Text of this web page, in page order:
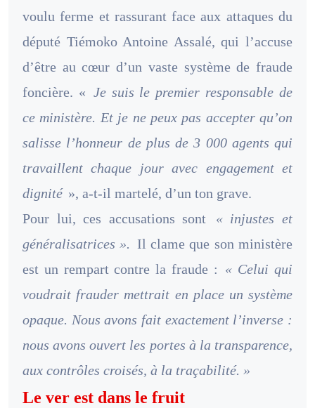
voulu ferme et rassurant face aux attaques du
député Tiémoko Antoine Assalé, qui l’accuse
d’être au cœur d’un vaste système de fraude
foncière. « Je suis le premier responsable de
ce ministère. Et je ne peux pas accepter qu’on
salisse l’honneur de plus de 3 000 agents qui
travaillent chaque jour avec engagement et
dignité », a-t-il martelé, d’un ton grave.
Pour lui, ces accusations sont
« injustes et
généralisatrices ». Il clame que son ministère
est un rempart contre la fraude : « Celui qui
voudrait frauder mettrait en place un système
opaque. Nous avons fait exactement l’inverse :
nous avons ouvert les portes à la transparence,
aux contrôles croisés, à la traçabilité. »
Le ver est dans le fruit